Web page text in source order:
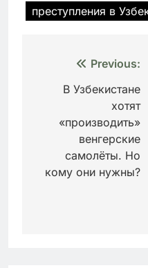
преступления в
Навигация
записям
Previous:
В Узбекистане
хотят
«производить»
венгерские
самолёты. Но
кому они нужны?